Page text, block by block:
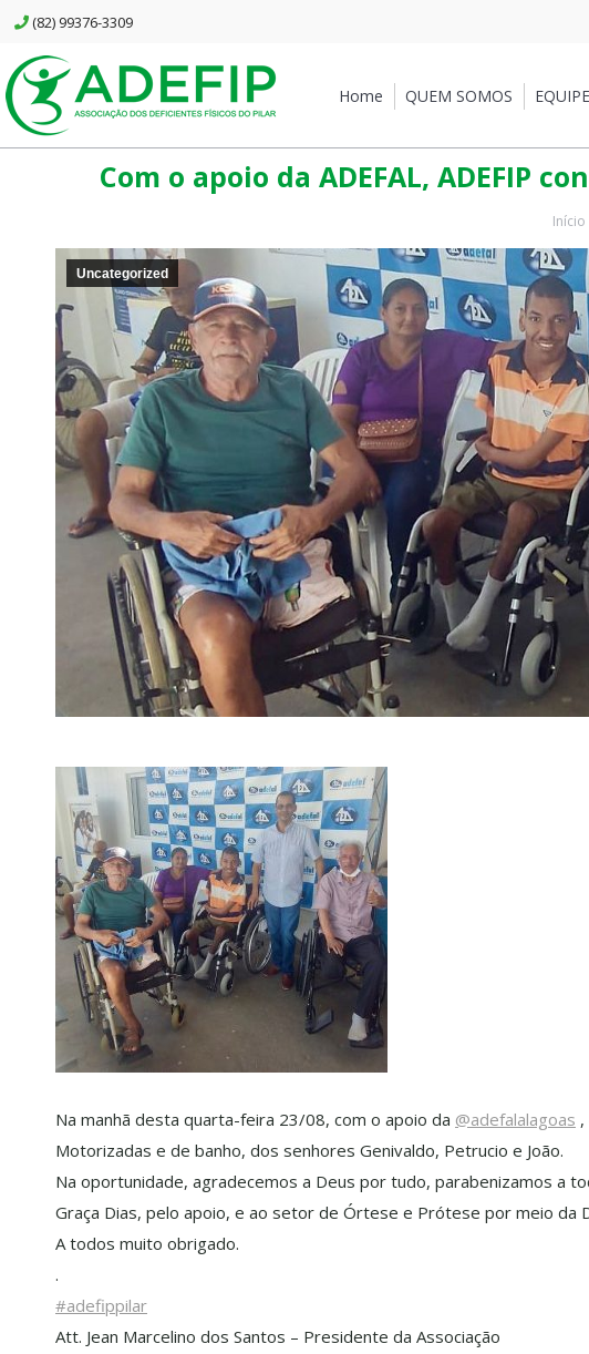
(82) 99376-3309
Home QUEM SOMOS EQUIPE
Com o apoio da ADEFAL, ADEFIP
Você
Início
Uncategorized
Na manhã desta quarta-feira 23/08, com o apoio da @adefalalagoas
Motorizadas e de banho, dos senhores Genivaldo, Petrucio e João.
Na oportunidade, agradecemos a Deus por tudo, parabenizamos a
Graça Dias, pelo apoio, e ao setor de Órtese e Prótese por meio da
A todos muito obrigado.
.
#adefippilar
Att. Jean Marcelino dos Santos – Presidente da Associação